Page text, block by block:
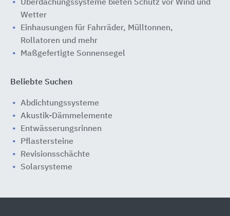
Überdachungssysteme bieten Schutz vor Wind und
Wetter
Einhausungen für Fahrräder, Mülltonnen,
Rollatoren und mehr
Maßgefertigte Sonnensegel
Beliebte Suchen
Abdichtungssysteme
Akustik-Dämmelemente
Entwässerungsrinnen
Pflastersteine
Revisionsschächte
Solarsysteme